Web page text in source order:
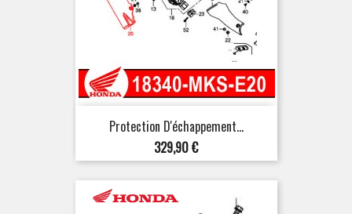
Protection D'échappement...
Prix
329,90 €